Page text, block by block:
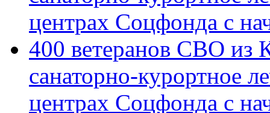
центрах Соцфонда с
400 ветеранов СВО из
санаторно-курортное
центрах Соцфонда с